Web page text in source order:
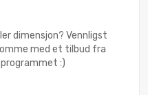
dimensjon? Vennligst
med et tilbud fra
:)